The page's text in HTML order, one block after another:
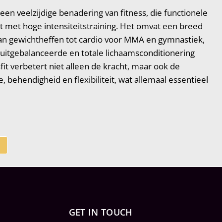
veelzijdige benadering van fitness, die functionele
met hoge intensiteitstraining. Het omvat een breed
gewichtheffen tot cardio voor MMA en gymnastiek,
en totale lichaamsconditionering
verbetert niet alleen de kracht, maar ook de
behendigheid en flexibiliteit, wat allemaal essentieel
GET IN TOUCH